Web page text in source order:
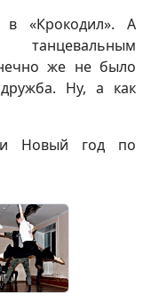
в «Крокодил». А
же не было
Ну, а как
Новый год по